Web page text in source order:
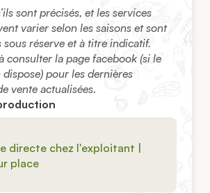
sont précisés, et les services
varier selon les saisons et sont
réserve et à titre indicatif.
consulter la page facebook (si le
pour les dernières
vente actualisées.
directe chez l'exploitant |
place